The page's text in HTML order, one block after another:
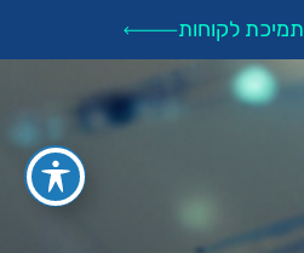
תמיכת לקוחות